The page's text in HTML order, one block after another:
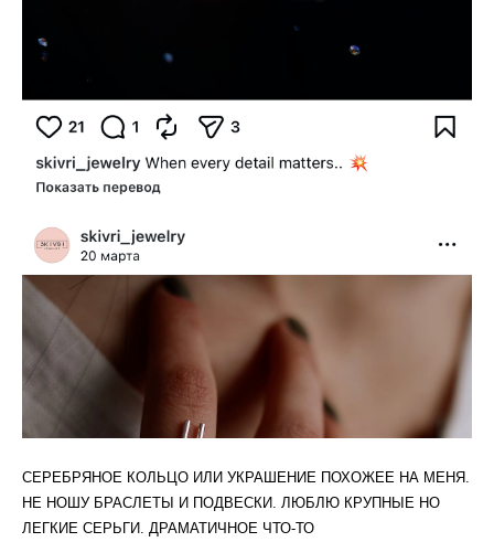
СЕРЕБРЯНОЕ КОЛЬЦО ИЛИ УКРАШЕНИЕ ПОХОЖЕЕ НА МЕНЯ.
НЕ НОШУ БРАСЛЕТЫ И ПОДВЕСКИ. ЛЮБЛЮ КРУПНЫЕ НО
ЛЕГКИЕ СЕРЬГИ. ДРАМАТИЧНОЕ ЧТО-ТО